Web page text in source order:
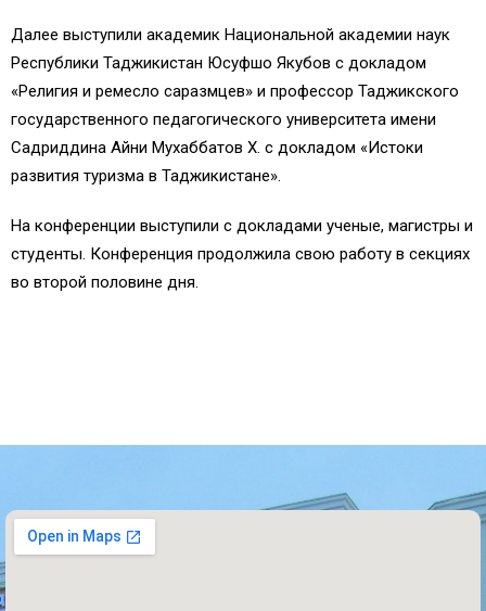
Далее выступили академик Национальной академии наук
Республики Таджикистан Юсуфшо Якубов с докладом
«Религия и ремесло саразмцев» и профессор Таджикского
государственного педагогического университета имени
Садриддина Айни Мухаббатов Х. с докладом «Истоки
развития туризма в Таджикистане».
На конференции выступили с докладами ученые, магистры и
студенты. Конференция продолжила свою работу в секциях
во второй половине дня.